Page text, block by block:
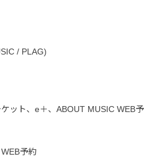
/ PLAG)
ット、e＋、ABOUT MUSIC WEB予
予約